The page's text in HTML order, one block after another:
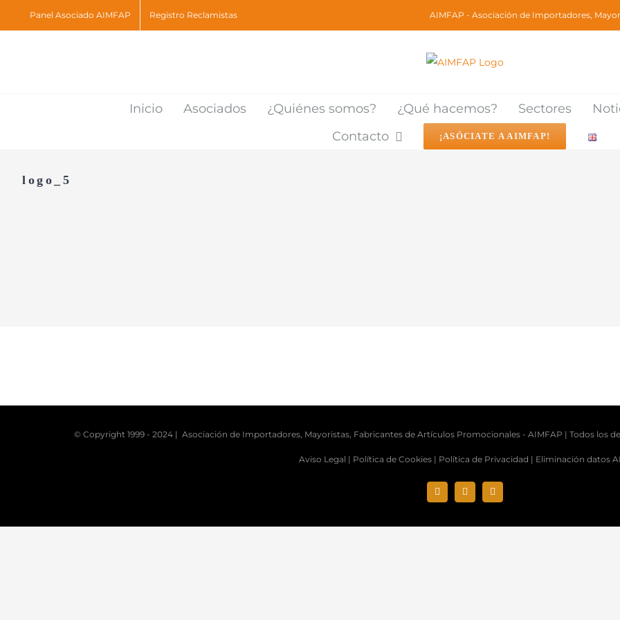
to
Panel Asociado AIMFAP Registro Reclamistas AIMFAP - Asociación de Importadores,
Inicio Asociados ¿Quiénes somos? ¿Qué hacemos? Sectores
Contacto
¡ASÓCIATE A AIMFAP!
logo_5
© Copyright 1999 - 2024 | Asociación de Importadores, Mayoristas, Fabricantes de Artículos Promocionales - AIMFAP | Todos los
Aviso Legal | Política de Cookies | Política de Privacidad | Eliminación datos
Instagram
X LinkedIn